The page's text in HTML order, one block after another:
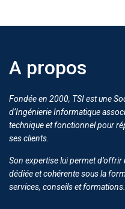
A propos
Fondée en 2000, TSI est une
d’Ingénierie Informatique
technique et fonctionnel pour
ses clients.
Son expertise lui permet d’offrir
dédiée et cohérente sous la
services, conseils et formations.